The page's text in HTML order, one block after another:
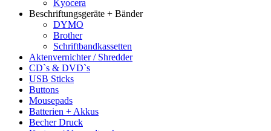
Kyocera
Beschriftungsgeräte + Bänder
DYMO
Brother
Schriftbandkassetten
Aktenvernichter / Shredder
CD`s & DVD`s
USB Sticks
Buttons
Mousepads
Batterien + Akkus
Becher Druck